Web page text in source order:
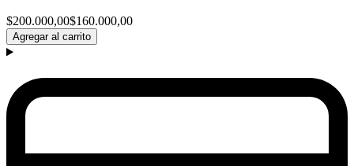
$200.000,00$160.000,00
Agregar al carrito